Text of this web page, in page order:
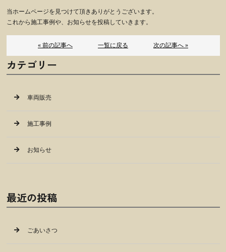
当ホームページを見つけて頂きありがとうございます。
これから施工事例や、お知らせを投稿していきます。
« 前の記事へ 一覧に戻る 次の記事へ »
カテゴリー
車両販売
施工事例
お知らせ
最近の投稿
ごあいさつ